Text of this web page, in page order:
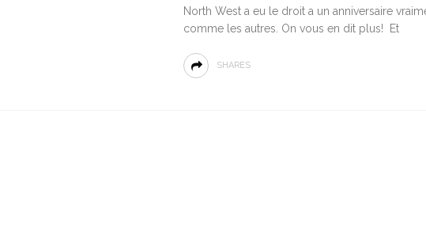
North West a eu le droit a un anniversaire
comme les autres. On vous en dit plus! Et
SHARES